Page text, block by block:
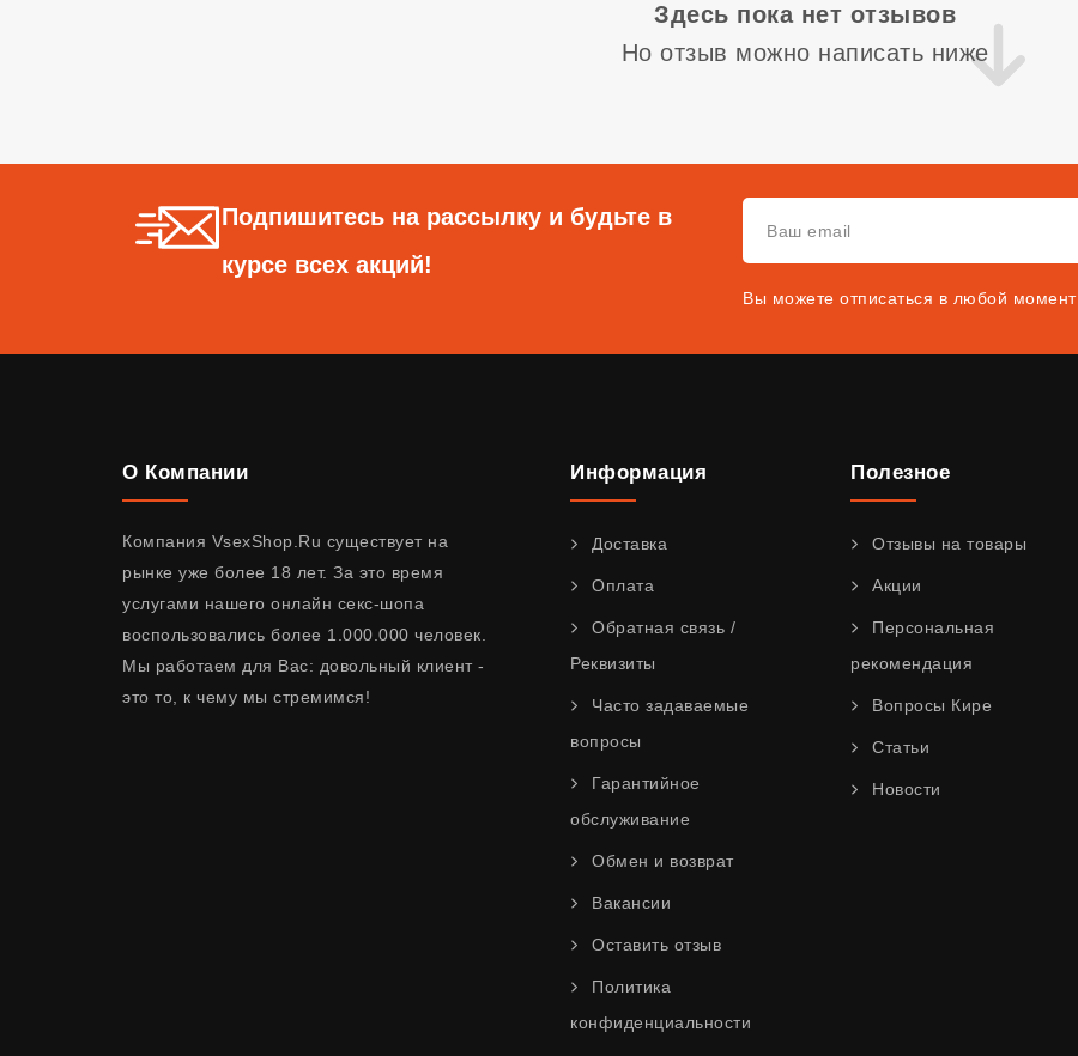
Здесь пока нет отзывов
Но отзыв можно написать ниже
Подпишитесь на рассылку и будьте в
курсе всех акций!
Вы можете отписаться в любой момент
О Компании
Компания VsexShop.Ru существует на
рынке уже более 18 лет. За это время
услугами нашего онлайн секс-шопа
воспользовались более 1.000.000 человек.
Мы работаем для Вас: довольный клиент -
это то, к чему мы стремимся!
Информация
Доставка
Оплата
Обратная связь /
Реквизиты
Часто задаваемые
вопросы
Гарантийное
обслуживание
Обмен и возврат
Вакансии
Оставить отзыв
Политика
конфиденциальности
Полезное
Отзывы на товары
Акции
Персональная
рекомендация
Вопросы Кире
Статьи
Новости